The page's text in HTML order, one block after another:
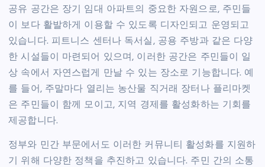
공유 공간은 장기 임대 아파트의 중요한 자원으로, 주민들
이 보다 활발하게 이용할 수 있도록 디자인되고 운영되고
있습니다. 피트니스 센터나 독서실, 공용 주방과 같은 다양
한 시설들이 마련되어 있으며, 이러한 공간은 주민들이 일
상 속에서 자연스럽게 만날 수 있는 장소로 기능합니다. 예
를 들어, 주말마다 열리는 농산물 직거래 장터나 플리마켓
은 주민들이 함께 모이고, 지역 경제를 활성화하는 기회를
제공합니다.
정부와 민간 부문에서도 이러한 커뮤니티 활성화를 지원하
기 위해 다양한 정책을 추진하고 있습니다. 주민 간의 소통